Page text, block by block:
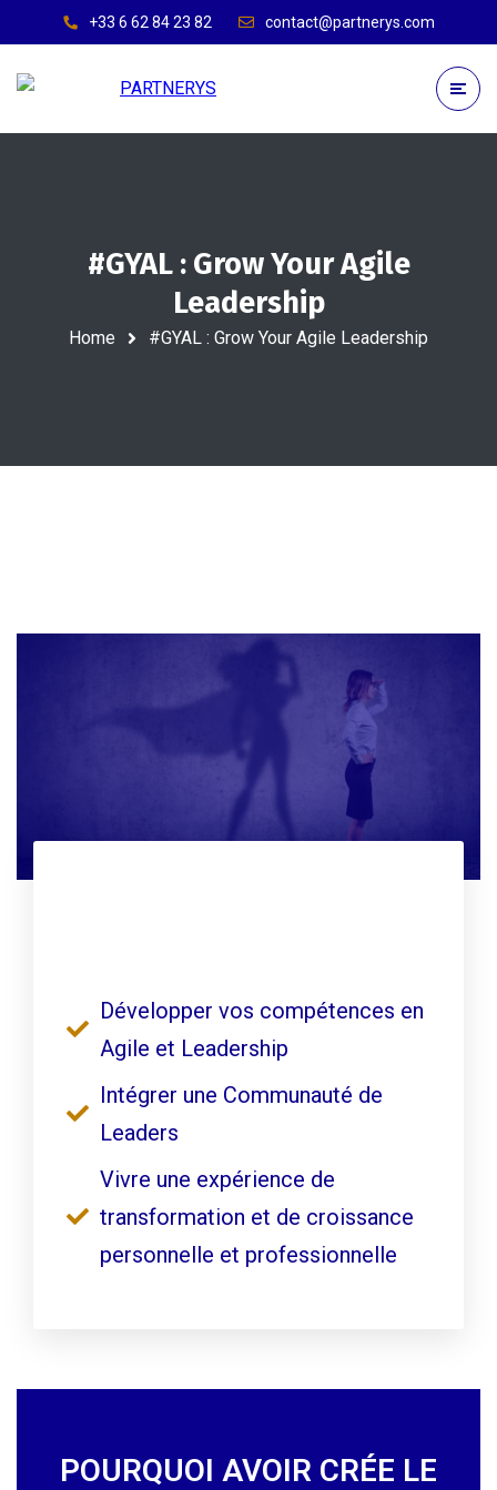
+33 6 62 84 23 82 contact@partnerys.com
#GYAL : Grow Your Agile
Leadership
Home #GYAL : Grow Your Agile Leadership
Développer vos compétences en
Agile et Leadership
Intégrer une Communauté de
Leaders
Vivre une expérience de
transformation et de croissance
personnelle et professionnelle
POURQUOI AVOIR CRÉE LE